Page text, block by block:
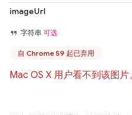
imageUrl
字符串 可选
自 Chrome 59 起已弃用
Mac OS X 用户看不到该图片。